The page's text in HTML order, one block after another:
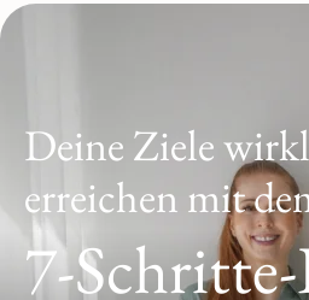
Deine Ziele
erreichen mit
7-